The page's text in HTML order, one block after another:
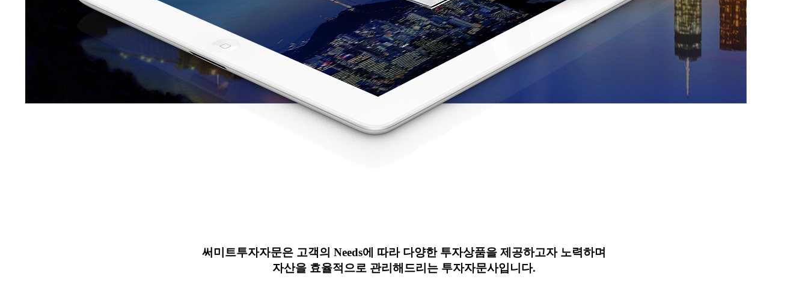
써미트투자자문은 고객의 Needs에 따라 다양한 투자상품을 제공하고자 노력하며
자산을 효율적으로 관리해드리는 투자자문사입니다.